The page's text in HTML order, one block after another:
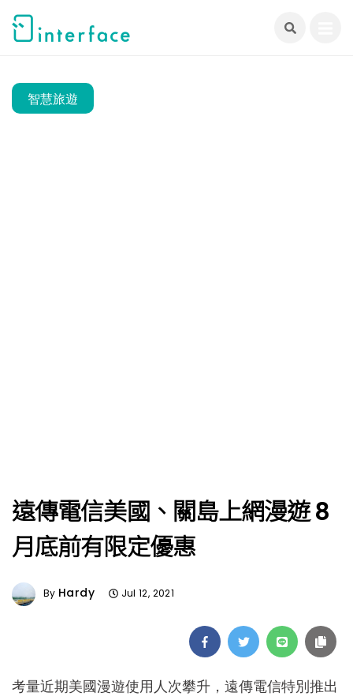
智慧旅遊
遠傳電信美國、關島上網漫遊 8
月底前有限定優惠
By Hardy Jul 12, 2021
考量近期美國漫遊使用人次攀升，遠傳電信特別推出